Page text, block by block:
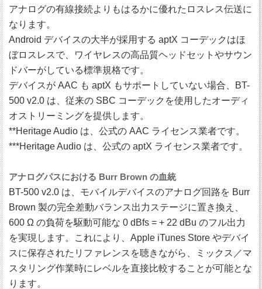
アナログの有線接続よりもはるかに優れたロスレス伝送に
なります。
Android デバイスの大半が採用する aptX コーデックはほ
ぼロスレスで、ワイヤレスの高品質ヘッドセットやサウン
ドバーがしている標準規格です。
デバイスが AAC も aptX もサポートしていない場合、BT-
500 v2.0 は、従来の SBC コーデックを使用したオーディ
オストリーミングを提供します。
**Heritage Audio は、公式の AAC ライセンス業者です。
***Heritage Audio は、公式の aptX ライセンス業者です。
アナログパスにおける Burr Brown の血統
BT-500 v2.0 は、モバイルデバイスのアナログ回路を Burr
Brown 製の完全差動バランス出力ステージに置き換え、
600 Ω の負荷を駆動可能な 0 dBfs = + 22 dBu のフル出力
を実現します。これにより、Apple iTunes Store やデバイ
スに保存されたリファレンスを聴きながら、ミックス／マ
スタリング作業時にレベルを直接比較することが可能とな
ります。